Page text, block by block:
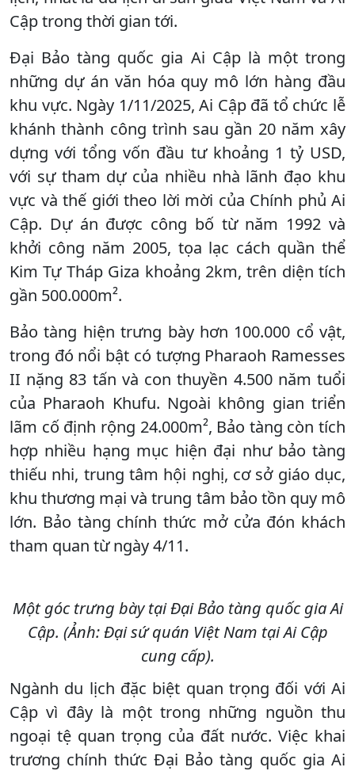
Cập trong thời gian tới.
Đại Bảo tàng quốc gia Ai Cập là một trong
những dự án văn hóa quy mô lớn hàng đầu
khu vực. Ngày 1/11/2025, Ai Cập đã tổ chức lễ
khánh thành công trình sau gần 20 năm xây
dựng với tổng vốn đầu tư khoảng 1 tỷ USD,
với sự tham dự của nhiều nhà lãnh đạo khu
vực và thế giới theo lời mời của Chính phủ Ai
Cập. Dự án được công bố từ năm 1992 và
khởi công năm 2005, tọa lạc cách quần thể
Kim Tự Tháp Giza khoảng 2km, trên diện tích
gần 500.000m².
Bảo tàng hiện trưng bày hơn 100.000 cổ vật,
trong đó nổi bật có tượng Pharaoh Ramesses
II nặng 83 tấn và con thuyền 4.500 năm tuổi
của Pharaoh Khufu. Ngoài không gian triển
lãm cố định rộng 24.000m², Bảo tàng còn tích
hợp nhiều hạng mục hiện đại như bảo tàng
thiếu nhi, trung tâm hội nghị, cơ sở giáo dục,
khu thương mại và trung tâm bảo tồn quy mô
lớn. Bảo tàng chính thức mở cửa đón khách
tham quan từ ngày 4/11.
Một góc trưng bày tại Đại Bảo tàng quốc gia Ai
Cập. (Ảnh: Đại sứ quán Việt Nam tại Ai Cập
cung cấp).
Ngành du lịch đặc biệt quan trọng đối với Ai
Cập vì đây là một trong những nguồn thu
ngoại tệ quan trọng của đất nước. Việc khai
trương chính thức Đại Bảo tàng quốc gia Ai